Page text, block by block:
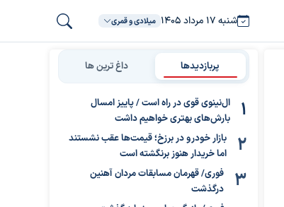
شنبه ۱۷ مرداد ۱۴۰۵ میلادی و قمری
پربازدیدها داغ ترین ها
ال‌نینوی قوی در راه است / پاییز امسال
بارش‌های بهتری خواهیم داشت
بازار خودرو در برزخ؛ قیمت‌ها عقب نشستند
اما خریدار هنوز برنگشته است
فوری/ قهرمان مسابقات مردان آهنین
درگذشت